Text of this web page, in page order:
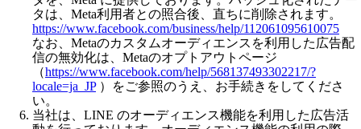
タは、Meta利用者との照合後、直ちに削除されます。
https://www.facebook.com/business/help/112061095610075
なお、Metaのカスタムオーディエンスを利用した広告配
信の無効化は、Metaのオプトアウトページ
（https://www.facebook.com/help/568137493302217/?
locale=ja_JP）をご参照のうえ、お手続きをしてくださ
い。
当社は、LINE のオーディエンス機能を利用した広告活